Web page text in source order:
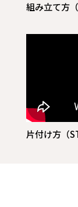
組み立て方
片付け方（